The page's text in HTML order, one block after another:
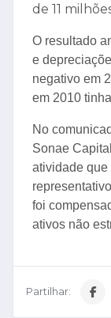
de 11
O resultado
e
negativo em
em 2010
No
Sonae
atividade
foi
ativos não
Partilhar: